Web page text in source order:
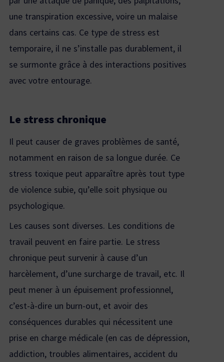
une transpiration excessive, voire un malaise
dans certains cas. Ce type de stress est
temporaire, il ne s’installe pas durablement, il
se surmonte grâce à des interactions positives
avec votre entourage.
Le stress chronique
Il peut causer de graves problèmes de santé,
notamment en raison de sa longue durée. Ce
stress toxique peut apparaître après tout type
de violence subie, qu’elle soit physique ou
psychologique.
Les causes sont diverses. Les conditions de
travail peuvent en faire partie. Le stress
chronique peut survenir à cause d’un
harcèlement, d’une surcharge de travail, etc. Il
peut mener à un épuisement professionnel,
c’est-à-dire un burn-out, et avoir des
conséquences durables qui nécessitent une
prise en charge médicale (en cas de dépression,
addiction, troubles alimentaires, accident du